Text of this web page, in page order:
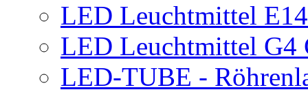
LED Leuchtmittel
LED Leuchtmittel G4
LED-TUBE -